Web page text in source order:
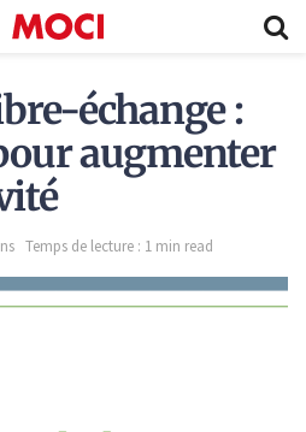
échange :
augmenter
Temps de lecture : 1 min read